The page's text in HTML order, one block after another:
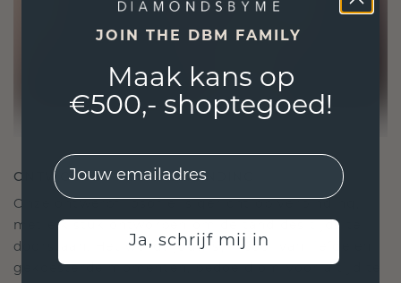
ONTWORPEN VOOR VERBINDING
Onze ontwerpfilosofie is gericht op verbinding,
met elk stuk ontworpen om de tand des tijds te
doorstaan. Het wordt jouw symbool van liefde en
gekoesterde momenten, bedoeld om voor altijd te
JOIN THE DBM FAMILY
Maak kans op
€500,- shoptegoed!
EMail
Ja, schrijf mij in